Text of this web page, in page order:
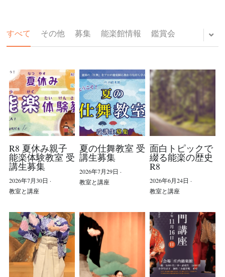
Home
公演/教室の詳細
友の会へのお誘い
これまでの教室/公演
能楽館の季節
ギャラリー 仕舞教室
チケット/教室見学・体験
40周年 昼の部
40周年 夜の部
すべて その他 募集 能楽館情報 鑑賞会
R8 夏休み親子
能楽体験教室 受
講生募集
2026年7月30日 ·
教室と講座
夏の仕舞教室 受
講生募集
2026年7月29日 ·
教室と講座
面白トピックで
綴る能楽の歴史
R8
2026年6月24日 ·
教室と講座